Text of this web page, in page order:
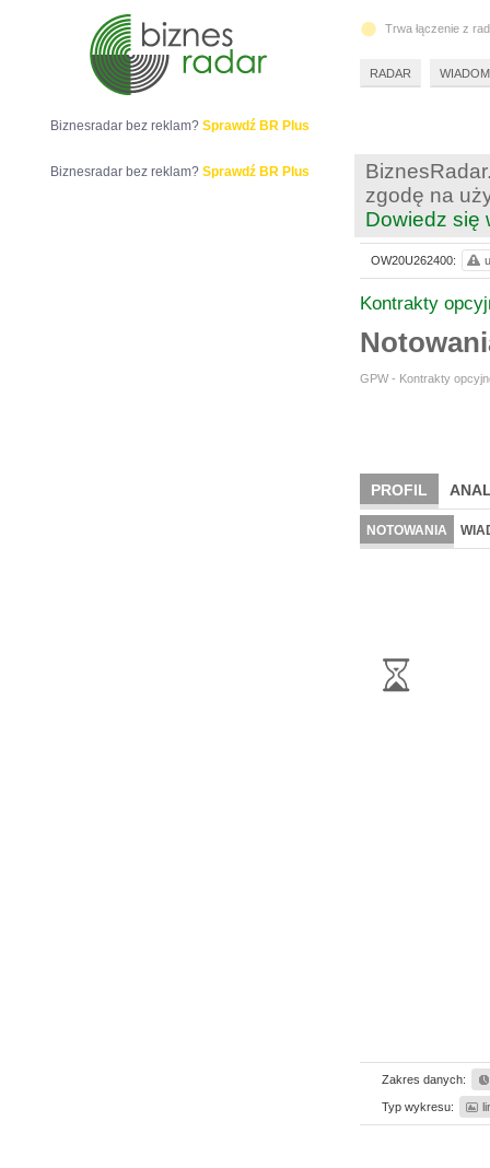
zgodę na
Dowiedz się
Kontrakty
GPW - Kontrakty
PROFIL
NOTOWANIA
Zakres danych:
Typ wykresu:
OW20U262400:
Biznesradar bez reklam? Sprawdź BR Plus
Biznesradar bez reklam? Sprawdź BR Plus
Trwa łączenie z
RADAR